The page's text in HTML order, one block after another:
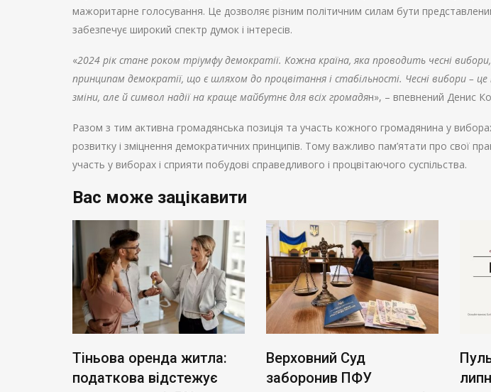
мажоритарне голосування. Це дозволяє різним політичним силам бути
забезпечує широкий спектр думок і інтересів.
«2024 рік стане роком тріумфу демократії. Кожна країна, яка проводить чесні
принципам демократії, що є шляхом до процвітання і стабільності. Чесні вибори –
зміни, але й символ надії на краще майбутнє для всіх громадян», – впевнений Денис
Разом з тим активна громадянська позиція та участь кожного громадянина у
розвитку і зміцнення демократичних принципів. Тому важливо пам’ятати про свої
участь у виборах і сприяти побудові справедливого і процвітаючого суспільства.
Вас може зацікавити
Тіньова оренда житла:
податкова відстежує
Верховний Суд
заборонив ПФУ